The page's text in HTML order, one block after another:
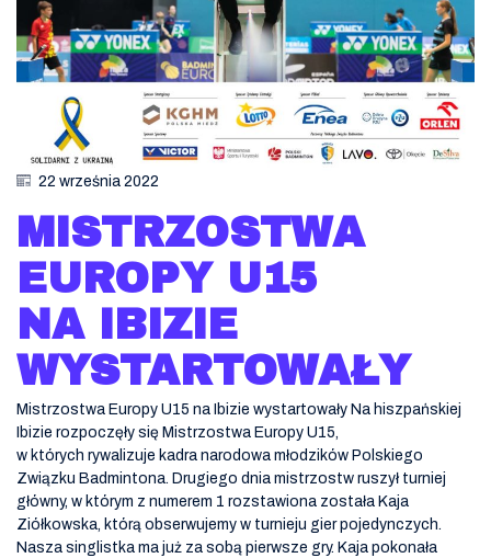
22 września 2022
MISTRZOSTWA
EUROPY U15
NA IBIZIE
WYSTARTOWAŁY
Mistrzostwa Europy U15 na Ibizie wystartowały Na hiszpańskiej
Ibizie rozpoczęły się Mistrzostwa Europy U15,
w których rywalizuje kadra narodowa młodzików Polskiego
Związku Badmintona. Drugiego dnia mistrzostw ruszył turniej
główny, w którym z numerem 1 rozstawiona została Kaja
Ziółkowska, którą obserwujemy w turnieju gier pojedynczych.
Nasza singlistka ma już za sobą pierwsze gry. Kaja pokonała